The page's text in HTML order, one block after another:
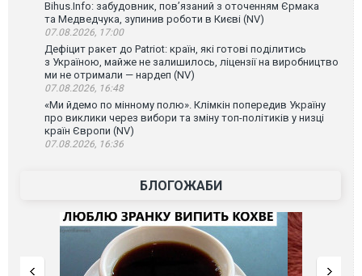
Bihus.Info: забудовник, пов’язаний з оточенням Єрмака
та Медведчука, зупинив роботи в Києві (NV)
07.08.2026, 17:00
Дефіцит ракет до Patriot: країн, які готові поділитись
з Україною, майже не залишилось, ліцензії на виробництво
ми не отримали — нардеп (NV)
07.08.2026, 16:48
«Ми йдемо по мінному полю». Клімкін попередив Україну
про виклики через вибори та зміну топ-політиків у низці
країн Європи (NV)
07.08.2026, 16:36
БЛОГОЖАБИ